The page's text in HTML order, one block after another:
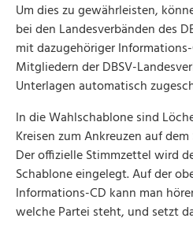
Um dies zu gewährleisten,
bei den Landesverbänden des
mit dazugehöriger
Mitgliedern der DBSV-
Unterlagen automatisch
In die Wahlschablone sind
Kreisen zum Ankreuzen auf
Der offizielle Stimmzettel wird
Schablone eingelegt. Auf der
Informations-CD kann man
welche Partei steht, und setzt